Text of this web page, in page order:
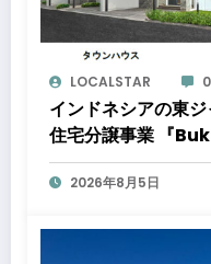
LOCALSTAR 0
インドネシアの東
住宅分譲事業 『
ト ポドモロ）』に
ショップハウスを合
2026年8月5日